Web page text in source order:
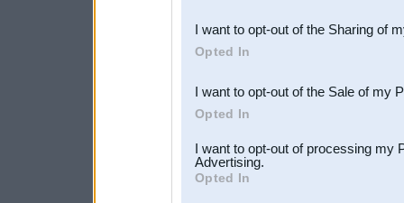
Downstream Participants
third parties.
I want to opt-out of the Sharing of
Opted In
I want to opt-out of the Sale of my
Opted In
I want to opt-out of processing my
Advertising.
Opted In